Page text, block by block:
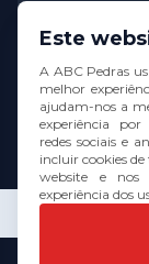
Este
A ABC Pedras
melhor
ajudam-nos a
experiência por
redes sociais e
incluir cookies
website e nos
experiência dos
© 2026